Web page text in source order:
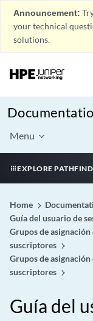
Announcement:
your technical
solutions.
Menu
EXPLORE
Home
Guía del usuario de
Grupos de
suscriptores
Grupos de
suscriptores
Guía del